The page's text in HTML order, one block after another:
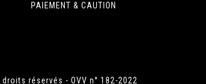
PAIEMENT & CAUTION
réservés - OVV n° 182-2022